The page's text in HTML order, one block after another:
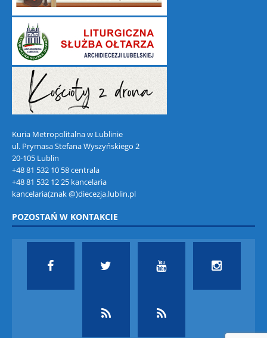
Kuria Metropolitalna w Lublinie
ul. Prymasa Stefana Wyszyńskiego 2
20-105 Lublin
+48 81 532 10 58 centrala
+48 81 532 12 25 kancelaria
kancelaria(znak @)diecezja.lublin.pl
POZOSTAŃ W KONTAKCIE